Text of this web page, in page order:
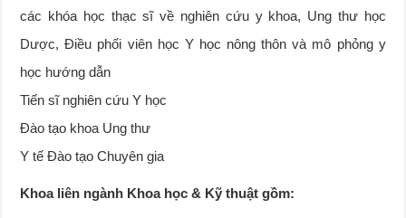
các khóa học thạc sĩ về nghiên cứu y khoa, Ung thư học
Dược, Điều phối viên học Y học nông thôn và mô phỏng y
học hướng dẫn
Tiến sĩ nghiên cứu Y học
Đào tạo khoa Ung thư
Y tế Đào tạo Chuyên gia
Khoa liên ngành Khoa học & Kỹ thuật gồm: